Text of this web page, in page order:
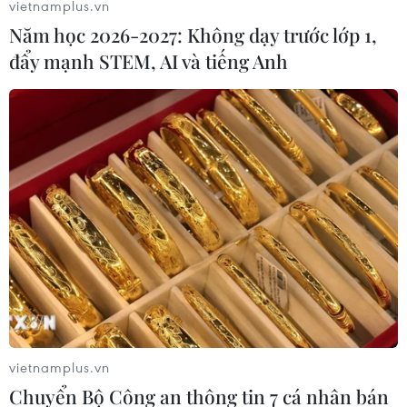
Thổ Nhĩ kỳ bắt đầu thử nghiệm các động
cơ tên lửa sản xuất trong nước
31/08/2020 05:10
Tổng thống Tayyip Erdogan cho biết Thổ Nhĩ Kỳ đã thử
nghiệm loại tên lửa đầu tiên sử dụng nhiên liệu rắn
trong khi vẫn đang tiếp tục nỗ lực phát triển các loại tên
lửa sử dụng nhiên liệu hybrid.
vietnamplus.vn
Năm học 2026-2027: Không dạy trước lớp 1,
đẩy mạnh STEM, AI và tiếng Anh
vietnamplus.vn
Chuyển Bộ Công an thông tin 7 cá nhân bán